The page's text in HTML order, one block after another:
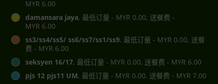
MYR 6.00
damansara jaya, 最低订量 - MYR 0.00, 送餐费 -
MYR 6.00
ss3/ss4/ss5/ ss6/ss7/ss1/ss9, 最低订量 - MYR 0.00, 送餐
费 - MYR 6.00
seksyen 16/17, 最低订量 - MYR 0.00, 送餐费 - MYR 6.00
pjs 12 pjs11 UM, 最低订量 - MYR 0.00, 送餐费 - MYR 7.00